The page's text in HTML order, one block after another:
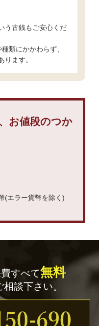
う古銭もご安心くだ
類にかかわらず、
ります。
お値段のつか
(エラー貨幣を除く)
すべて無料
談下さい。